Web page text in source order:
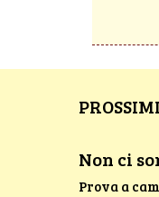
Non ci
Prova a